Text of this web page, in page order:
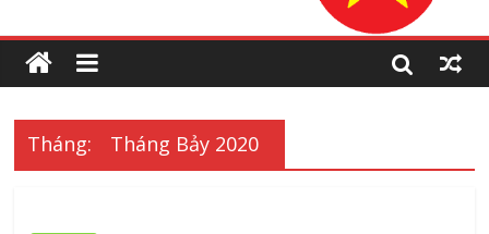
Tháng: Tháng Bảy 2020